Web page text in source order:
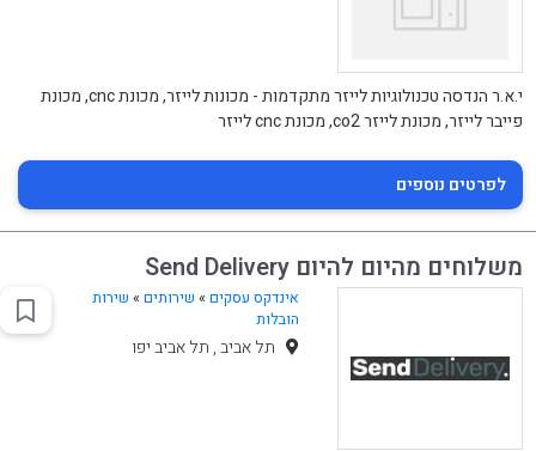
י.א.ר הנדסה טכנולוגיות לייזר מתקדמות - מכונות לייזר, מכונת cnc, מכונת
פייבר לייזר, מכונת לייזר co2, מכונת cnc לייזר
לפרטים נוספים
משלוחים מהיום להיום Send Delivery
אינדקס עסקים » שירותים» שירות
הובלות
תל אביב , תל אביב יפו